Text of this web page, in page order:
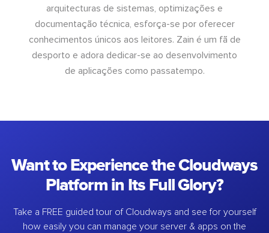
arquitecturas de sistemas, optimizações e
documentação técnica, esforça-se por oferecer
conhecimentos únicos aos leitores. Zain é um fã de
desporto e adora dedicar-se ao desenvolvimento
de aplicações como passatempo.
Want to Experience the Cloudways
Platform in Its Full Glory?
Take a FREE guided tour of Cloudways and see for yourself
how easily you can manage your server & apps on the